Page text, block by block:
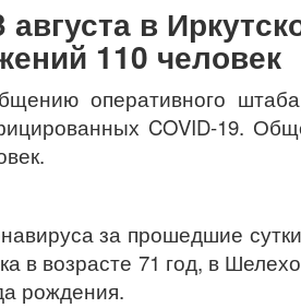
августа в
110 человек
оперативного
COVID-19.
за прошедшие
в возрасте 71 год, в
рождения.